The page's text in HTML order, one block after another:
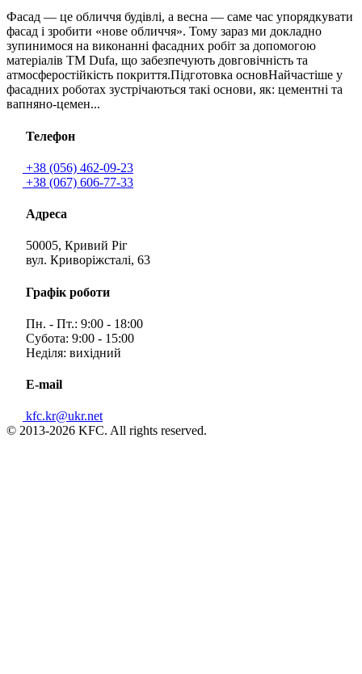
Фасад — це обличчя будівлі, а весна — саме час упорядкувати
фасад і зробити «нове обличчя». Тому зараз ми докладно
зупинимося на виконанні фасадних робіт за допомогою
матеріалів ТМ Dufa, що забезпечують довговічність та
атмосферостійкість покриття.Підготовка основНайчастіше у
фасадних роботах зустрічаються такі основи, як: цементні та
вапняно-цемен...
Телефон
+38 (056) 462-09-23
+38 (067) 606-77-33
Адреса
50005, Кривий Ріг
вул. Криворіжсталі, 63
Графік роботи
Пн. - Пт.: 9:00 - 18:00
Субота: 9:00 - 15:00
Неділя: вихідний
E-mail
kfc.kr@ukr.net
© 2013-2026 KFC. All rights reserved.